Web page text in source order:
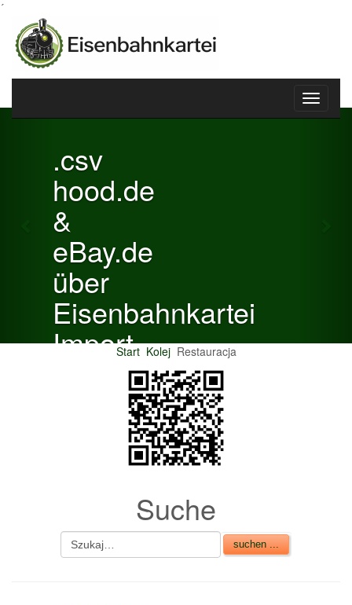
´
Toggle
.csv
hood.de
&
eBay.de
über
Eisenbahnkartei
Import
Verkaufsbetrag an
Gebühren je Inserat
CSV Import
Previous
Start Kolej Restauracja
Suche